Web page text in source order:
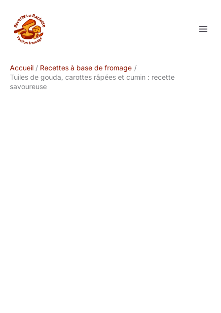
contenu
Accueil
Recettes à base de fromage
Tuiles de gouda, carottes râpées et cumin : recette
savoureuse